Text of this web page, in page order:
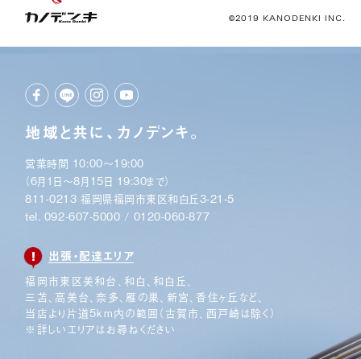
©2019 KANODENKI INC.
地域と共に、カノデンキ。
営業時間 10:00〜19:00
（6月1日〜8月15日 19:30まで）
811-0213 福岡県福岡市東区和白丘3-21-5
tel. 092-607-5000 / 0120-060-877
出張・配達エリア
福岡市東区美和台、和白、和白丘、
三苫、高美台、奈多、 雁の巣、新宮、香住ヶ丘など、
当店より片道5km内の範囲 （古賀市、西戸崎は除く）
※詳しいエリアはお尋ねください